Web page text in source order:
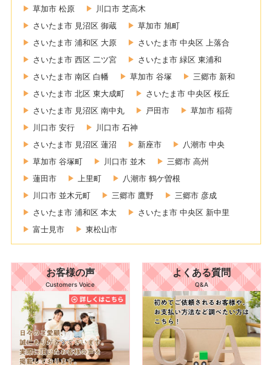
草加市 松原
川口市 芝高木
さいたま市 見沼区 御蔵
草加市 旭町
さいたま市 浦和区 大原
さいたま市 中央区 上落合
さいたま市 西区 二ツ宮
さいたま市 緑区 東浦和
さいたま市 南区 白幡
草加市 谷塚
三郷市 新和
さいたま市 北区 東大成町
さいたま市 中央区 桜丘
さいたま市 見沼区 南中丸
戸田市
草加市 稲荷
川口市 安行
川口市 石神
さいたま市 見沼区 蓮沼
新座市
八潮市 中央
草加市 谷塚町
川口市 並木
三郷市 高州
蓮田市
上里町
八潮市 鶴ケ曽根
川口市 並木元町
三郷市 鷹野
三郷市 彦成
さいたま市 浦和区 本太
さいたま市 中央区 新中里
富士見市
東松山市
お客様の声
Customers Voice
よくある質問
Q&A